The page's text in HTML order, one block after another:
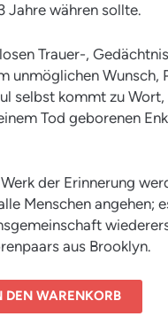
Jahre währen sollte.
Trauer-,
unmöglichen Wunsch,
selbst kommt zu
Tod geborenen
der Erinnerung
Menschen angehen;
aus Brooklyn.
DEN WARENKORB